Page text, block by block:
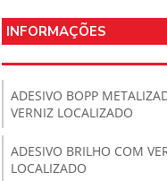
INFORMAÇÕES
ADESIVO BOPP
VERNIZ LOCALIZADO
ADESIVO BRILHO COM
LOCALIZADO